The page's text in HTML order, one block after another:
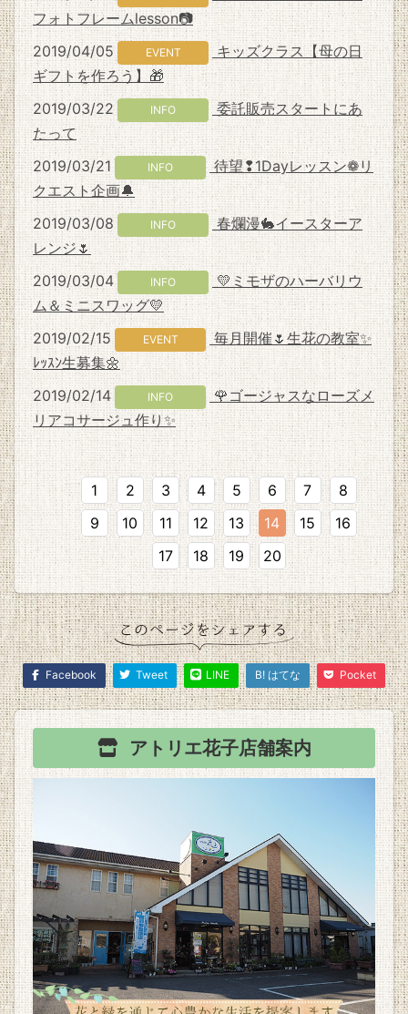
フォトフレームlesson📷
2019/04/05
EVENT
キッズクラス【母の日
ギフトを作ろう】🎁
2019/03/22
INFO
委託販売スタートにあ
たって
2019/03/21
INFO
待望❢1Dayレッスン❁リ
クエスト企画🔔
2019/03/08
INFO
春爛漫🐇イースターア
レンジ🌷
2019/03/04
INFO
💛ミモザのハーバリウ
ム＆ミニスワッグ💛
2019/02/15
EVENT
毎月開催🌷生花の教室✨
ﾚｯｽﾝ生募集🌼
2019/02/14
INFO
🌹ゴージャスなローズメ
リアコサージュ作り✨
1 2 3 4 5 6 7
8
9
10 11 12 13 14 15
16
17
18 19 20
Facebook Tweet LINE B! はてな Pocket
アトリエ花子店舗案内